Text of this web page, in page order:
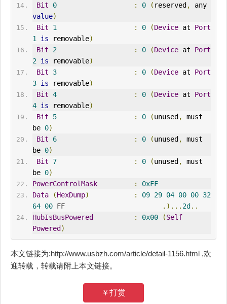
Bit
0 : 0 ( reserved ,
any
value)
Bit
1 : 0 (Device at Port
1
is removable)
Bit
2 : 0 (Device at Port
2 is removable)
Bit
3 : 0 (Device at Port
3 is removable)
Bit 4 : 0 (Device at Port
4 is removable)
Bit
5 : 0 (unused ,
must
be 0)
Bit
6 : 0 (unused ,
must
be 0)
Bit
7 : 0 (unused ,
must
be 0)
PowerControlMask
:
0xFF
Data
(HexDump) : 09 29 04 00 00 32
64 00 FF .)... 2d ..
HubIsBusPowered
: 0x00 (Self
Powered )
本文链接为:http://www.usbzh.com/article/detail-1156.html ,欢
迎转载，转载请附上本文链接。
￥打赏